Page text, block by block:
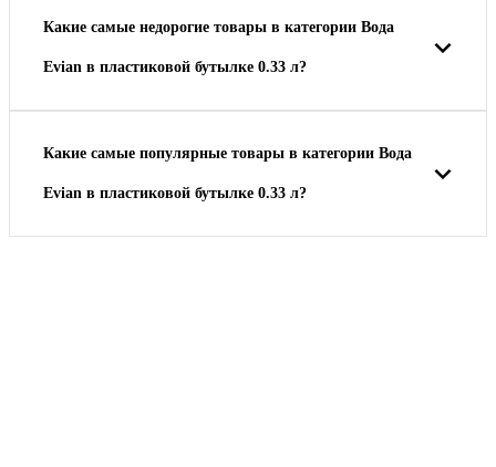
Какие самые недорогие товары в категории Вода
Evian в пластиковой бутылке 0.33 л?
Какие самые популярные товары в категории Вода
Evian в пластиковой бутылке 0.33 л?